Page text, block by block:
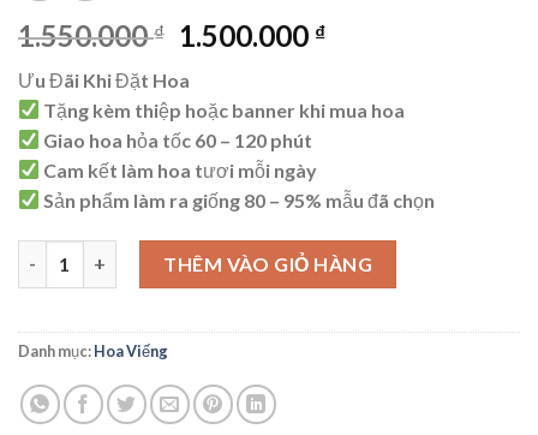
1.550.000₫
Giá
là:
1.550.000 ₫.
1.500.000 ₫Giá
là:
Ưu Đãi Khi Đặt Hoa
Tặng kèm thiệp hoặc banner khi mua hoa
Giao hoa hỏa tốc 60 – 120 phút
Cam kết làm hoa tươi mỗi ngày
Sản phẩm làm ra giống 80 – 95% mẫu đã chọn
THÊM VÀO GIỎ HÀNG
Danh mục:Hoa Viếng